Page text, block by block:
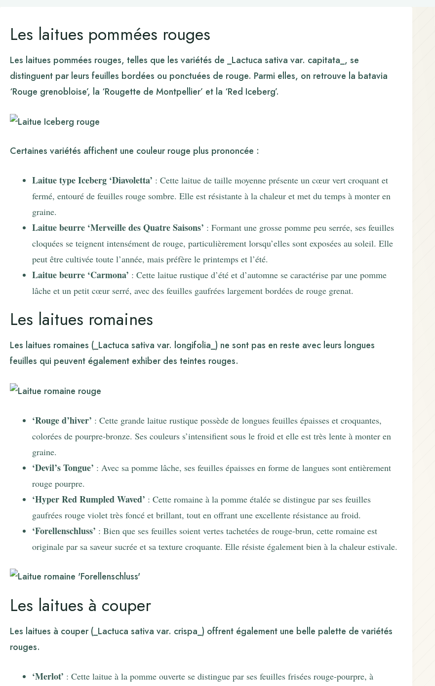
Les laitues pommées rouges
Les laitues pommées rouges, telles que les variétés de _Lactuca sativa var. capitata_, se
distinguent par leurs feuilles bordées ou ponctuées de rouge. Parmi elles, on retrouve la batavia
‘Rouge grenobloise’, la ‘Rougette de Montpellier’ et la ‘Red Iceberg’.
Certaines variétés affichent une couleur rouge plus prononcée :
Laitue type Iceberg ‘Diavoletta’ : Cette laitue de taille moyenne présente un cœur vert croquant et
fermé, entouré de feuilles rouge sombre. Elle est résistante à la chaleur et met du temps à monter en
graine.
Laitue beurre ‘Merveille des Quatre Saisons’ : Formant une grosse pomme peu serrée, ses feuilles
cloquées se teignent intensément de rouge, particulièrement lorsqu’elles sont exposées au soleil. Elle
peut être cultivée toute l’année, mais préfère le printemps et l’été.
Laitue beurre ‘Carmona’ : Cette laitue rustique d’été et d’automne se caractérise par une pomme
lâche et un petit cœur serré, avec des feuilles gaufrées largement bordées de rouge grenat.
Les laitues romaines
Les laitues romaines (_Lactuca sativa var. longifolia_) ne sont pas en reste avec leurs longues
feuilles qui peuvent également exhiber des teintes rouges.
‘Rouge d’hiver’ : Cette grande laitue rustique possède de longues feuilles épaisses et croquantes,
colorées de pourpre-bronze. Ses couleurs s’intensifient sous le froid et elle est très lente à monter en
graine.
‘Devil’s Tongue’ : Avec sa pomme lâche, ses feuilles épaisses en forme de langues sont entièrement
rouge pourpre.
‘Hyper Red Rumpled Waved’ : Cette romaine à la pomme étalée se distingue par ses feuilles
gaufrées rouge violet très foncé et brillant, tout en offrant une excellente résistance au froid.
‘Forellenschluss’ : Bien que ses feuilles soient vertes tachetées de rouge-brun, cette romaine est
originale par sa saveur sucrée et sa texture croquante. Elle résiste également bien à la chaleur estivale.
Les laitues à couper
Les laitues à couper (_Lactuca sativa var. crispa_) offrent également une belle palette de variétés
rouges.
‘Merlot’ : Cette laitue à la pomme ouverte se distingue par ses feuilles frisées rouge-pourpre, à